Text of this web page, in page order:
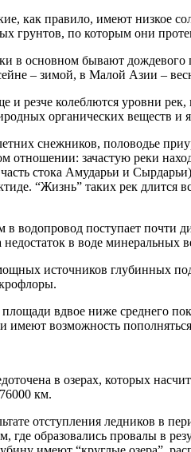
как правило, имеют низкое
грунтов, по которым они
в основном бывают
– зимой, в Малой Азии –
резче колеблются уровни
органических веществ
снежников, половодье
отношении: зачастую реки
стока Амударьи и
“Жизнь” таких рек длится
водопровод поступает почти
в воде минеральных
источников глубинных
вдвое ниже среднего
имеют возможность
в озерах, которых
км.
отступления ледников в
образовались провалы в